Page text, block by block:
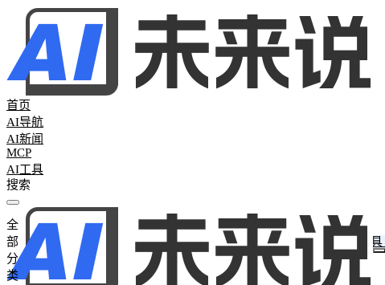
首页
AI导航
AI新闻
MCP
AI工具
全
部
分
类
全部分类
热门工具
265 AI聊天助手 26 AI写作工具 25 AI办公助手 26 AI图像工具
词
AI学习网站 2 AI模型评测